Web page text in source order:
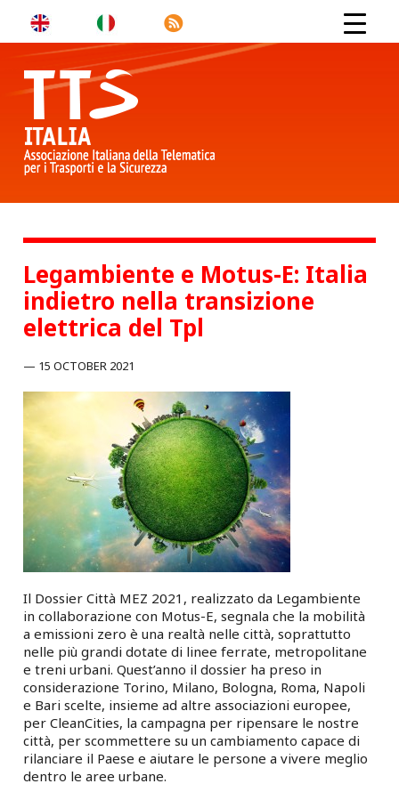
Legambiente e Motus-E: Italia
indietro nella transizione
elettrica del Tpl
15 OCTOBER 2021
Il Dossier Città MEZ 2021, realizzato da Legambiente
in collaborazione con Motus-E, segnala che la mobilità
a emissioni zero è una realtà nelle città, soprattutto
nelle più grandi dotate di linee ferrate, metropolitane
e treni urbani. Quest’anno il dossier ha preso in
considerazione Torino, Milano, Bologna, Roma, Napoli
e Bari scelte, insieme ad altre associazioni europee,
per CleanCities, la campagna per ripensare le nostre
città, per scommettere su un cambiamento capace di
rilanciare il Paese e aiutare le persone a vivere meglio
dentro le aree urbane.